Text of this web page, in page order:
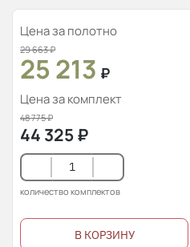
Цена за полотно
29 663₽
25 213 ₽
Цена за комплект
48 775₽
44 325₽
количество комплектов
В КОРЗИНУ